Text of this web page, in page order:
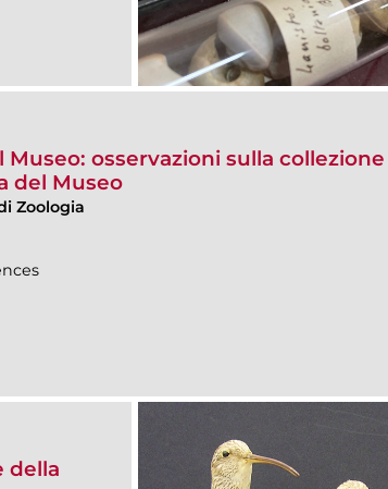
Museo: osservazioni sulla collezione
del Museo
Zoologia
della